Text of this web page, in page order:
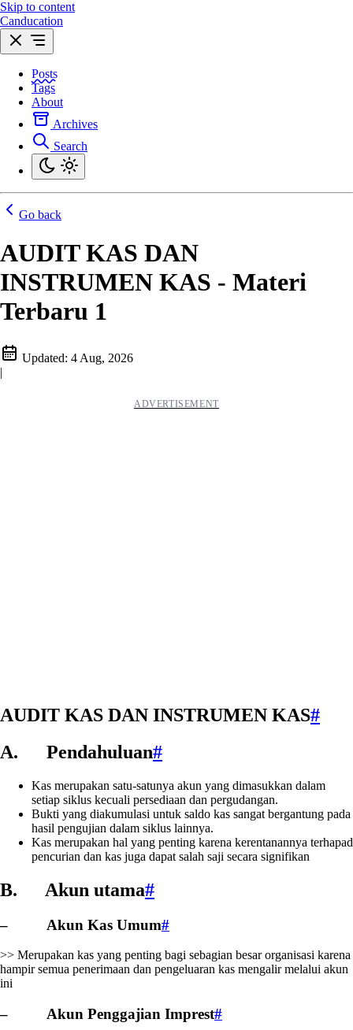
Skip to content
Canducation
Posts
Tags
About
Archives
Search
Go back
AUDIT KAS DAN
INSTRUMEN KAS - Materi
Terbaru 1
Updated: 4 Aug, 2026
|
AUDIT KAS DAN INSTRUMEN KAS#
A. Pendahuluan#
Kas merupakan satu-satunya akun yang dimasukkan dalam
setiap siklus kecuali persediaan dan pergudangan.
Bukti yang diakumulasi untuk saldo kas sangat bergantung pada
hasil pengujian dalam siklus lainnya.
Kas merupakan hal yang penting karena kerentanannya terhapad
pencurian dan kas juga dapat salah saji secara signifikan
B. Akun utama#
– Akun Kas Umum#
>> Merupakan kas yang penting bagi sebagian besar organisasi karena
hampir semua penerimaan dan pengeluaran kas mengalir melalui akun
ini
– Akun Penggajian Imprest#